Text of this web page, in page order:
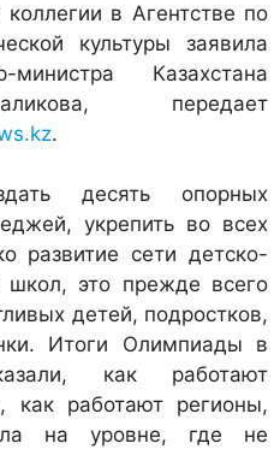
в Агентстве по
культуры заявила
министра Казахстана
передает
.
десять опорных
укрепить во всех
развитие сети детско-
школ, это прежде всего
детей, подростков,
Итоги Олимпиады в
как работают
как работают регионы,
на уровне, где не